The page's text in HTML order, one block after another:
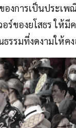
งการเป็นประเพ
ร์ของยโสธร ให้
รรมที่งดงามให้ค